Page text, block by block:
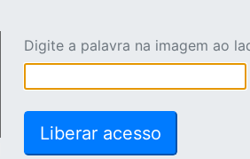
Digite a palavra na imagem ao